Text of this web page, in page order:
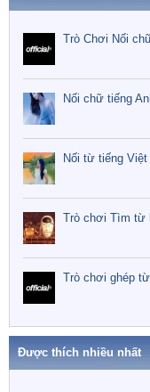
Trò Chơi Nối
Nối chữ tiếng
Nối từ tiếng Việt
Trò chơi Tìm từ
Trò chơi ghép
Được thích nhiều nhất